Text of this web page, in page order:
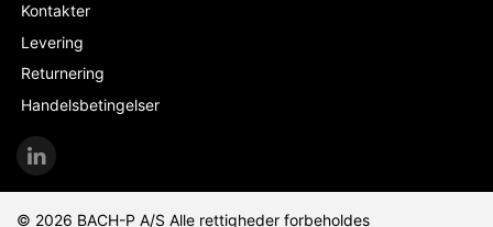
Kontakter
Levering
Returnering
Handelsbetingelser
© 2026 BACH-P A/S Alle rettigheder forbeholdes